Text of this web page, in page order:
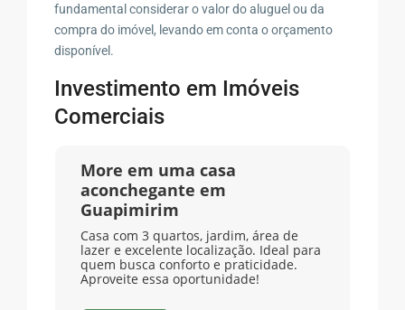
fundamental considerar o valor do aluguel ou da
compra do imóvel, levando em conta o orçamento
disponível.
Investimento em Imóveis
Comerciais
More em uma casa
aconchegante em
Guapimirim
Casa com 3 quartos, jardim, área de
lazer e excelente localização. Ideal para
quem busca conforto e praticidade.
Aproveite essa oportunidade!